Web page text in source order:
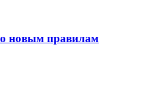
новым правилам